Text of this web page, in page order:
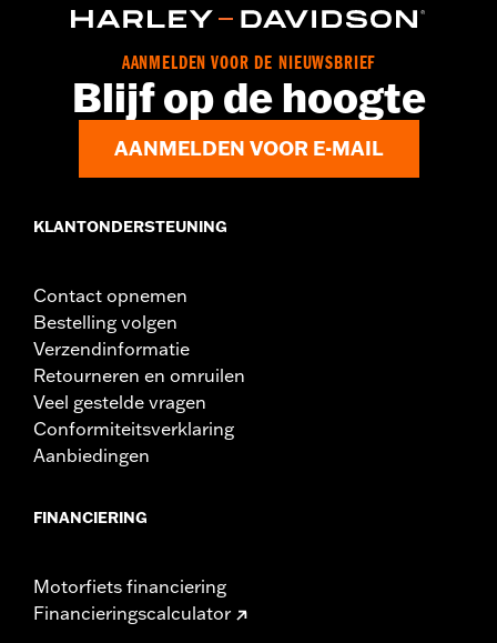
GARANTIE:2 jaar beperkte garantie - Ga naarwww.h-
d.com/warrantyvoor meer info
Herkomst:Geïmporteerd
AANMELDEN VOOR DE NIEUWSBRIEF
Blijf op de hoogte
AANMELDEN VOOR E-MAIL
KLANTONDERSTEUNING
Contact opnemen
Bestelling volgen
Verzendinformatie
Retourneren en omruilen
Veel gestelde vragen
Conformiteitsverklaring
Aanbiedingen
FINANCIERING
Motorfiets financiering
Financieringscalculator